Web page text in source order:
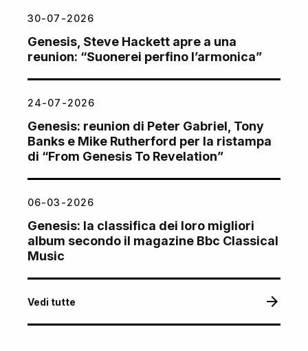
30-07-2026
Genesis, Steve Hackett apre a una
reunion: “Suonerei perfino l’armonica”
24-07-2026
Genesis: reunion di Peter Gabriel, Tony
Banks e Mike Rutherford per la ristampa
di “From Genesis To Revelation”
06-03-2026
Genesis: la classifica dei loro migliori
album secondo il magazine Bbc Classical
Music
Vedi tutte